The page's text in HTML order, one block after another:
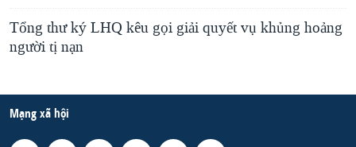
Tổng thư ký LHQ kêu gọi giải quyết vụ khủng hoảng
người tị nạn
Mạng xã hội